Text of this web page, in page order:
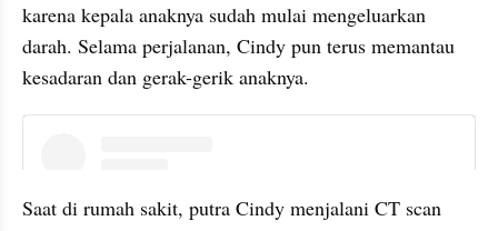
karena kepala anaknya sudah mulai mengeluarkan
darah. Selama perjalanan, Cindy pun terus memantau
kesadaran dan gerak-gerik anaknya.
Saat di rumah sakit, putra Cindy menjalani CT scan